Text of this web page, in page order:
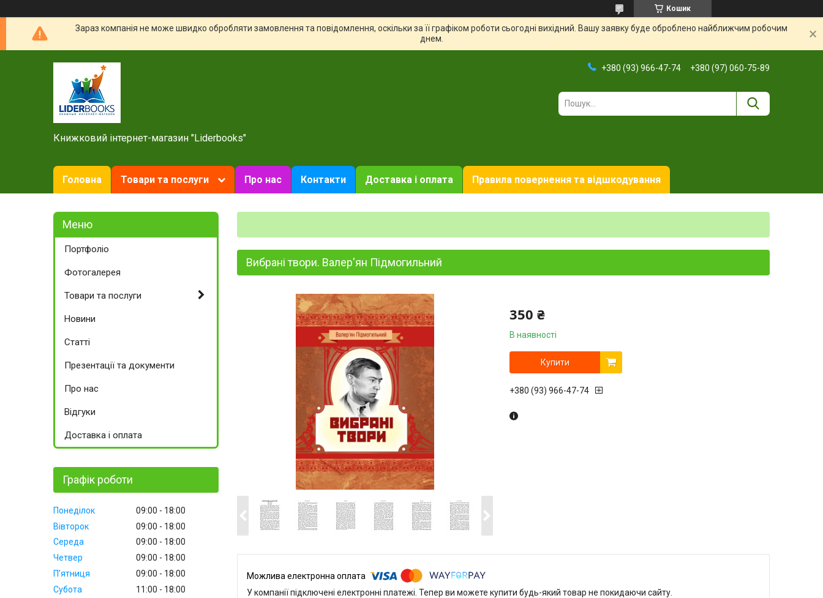
Кошик
Зараз компанія не може швидко обробляти замовлення та повідомлення, оскільки за її графіком роботи сьогодні вихідний. Вашу заявку буде оброблено найближчим робочим
днем.
Книжковий інтернет-магазин "Liderbooks"
+380 (93) 966-47-74 +380 (97) 060-75-89
Головна Товари та послуги Про нас Контакти Доставка і оплата Правила повернення та відшкодування
Вибрані твори. Валер'ян Підмогильний
350 ₴
В наявності
Купити
+380 (93) 966-47-74
У компанії підключені електронні платежі. Тепер ви можете купити будь-який товар не покидаючи сайту.
Портфоліо
Фотогалерея
Товари та послуги
Новини
Статті
Презентації та документи
Про нас
Відгуки
Доставка і оплата
Графік роботи
Понеділок 09:00
18:00
Вівторок
09:00
18:00
Середа
09:00
18:00
Четвер
09:00
18:00
Пʼятниця
09:00
18:00
Субота
11:00
18:00